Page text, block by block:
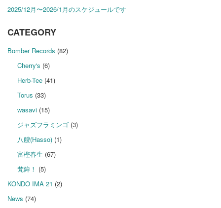
2025/12月〜2026/1月のスケジュールです
CATEGORY
Bomber Records (82)
Cherry's (6)
Herb-Tee(41)
Torus (33)
wasavi(15)
ジャズフラミンゴ(3)
八艘(Hasso)(1)
富樫春生 (67)
梵鉾！ (5)
KONDO IMA 21 (2)
News (74)